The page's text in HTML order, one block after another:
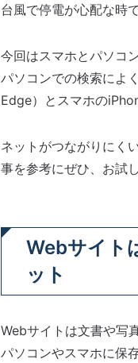
台風で停電が心配な時
今回はスマホとパソコ
パソコンでの検索によ
Edge）とスマホの
ネットがつながりにく
事を参考にぜひ、お試
Webサイト
ット
Webサイトは文書や写
パソコンやスマホに保